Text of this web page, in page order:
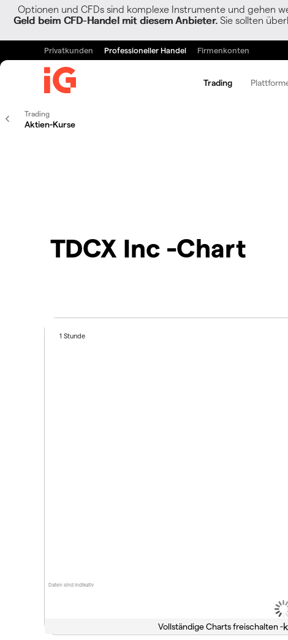
Optionen und CFDs sind komplexe Instrumente und gehen
Geld beim CFD-Handel mit diesem Anbieter. Sie sollten
Privatkunden Professioneller Handel Firmenkonten
Trading
Trading
Aktien-Kurse
TDCX Inc -Chart
Daten sind indikativ
1 Stunde
Vollständige Charts freischalten -